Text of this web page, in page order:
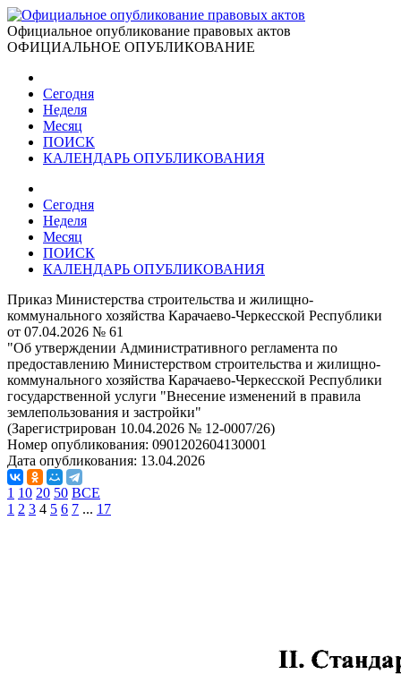
Официальное опубликование правовых актов
ОФИЦИАЛЬНОЕ ОПУБЛИКОВАНИЕ
Сегодня
Неделя
Месяц
ПОИСК
КАЛЕНДАРЬ ОПУБЛИКОВАНИЯ
Сегодня
Неделя
Месяц
ПОИСК
КАЛЕНДАРЬ ОПУБЛИКОВАНИЯ
Приказ Министерства строительства и жилищно-
коммунального хозяйства Карачаево-Черкесской Республики
от 07.04.2026 № 61
"Об утверждении Административного регламента по
предоставлению Министерством строительства и жилищно-
коммунального хозяйства Карачаево-Черкесской Республики
государственной услуги "Внесение изменений в правила
землепользования и застройки"
(Зарегистрирован 10.04.2026 № 12-0007/26)
Номер опубликования: 0901202604130001
Дата опубликования: 13.04.2026
1 10 20 50 ВСЕ
1 2 3 4 5 6 7 ... 17